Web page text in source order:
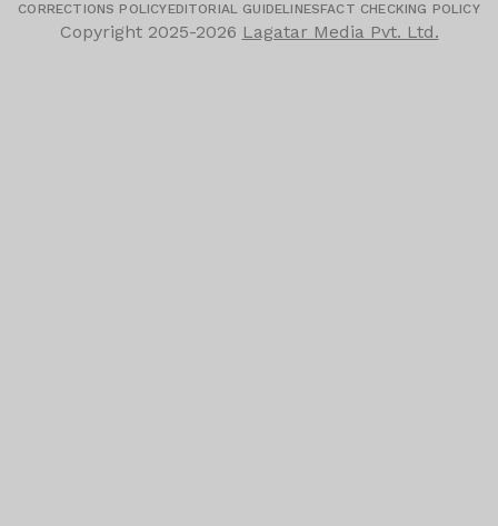
CORRECTIONS POLICYEDITORIAL GUIDELINESFACT CHECKING POLICY
Copyright 2025-2026 Lagatar Media Pvt. Ltd.